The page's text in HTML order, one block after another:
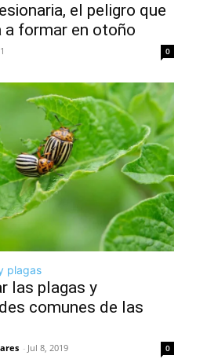
el peligro que
a formar en otoño
0
plagas
las plagas y
comunes de las
- Jul 8, 2019 0